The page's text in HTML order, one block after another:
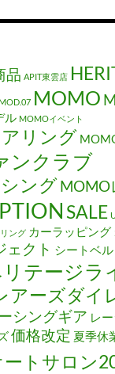
品 APIT東雲店
MOD.07 MOMO
ル MOMOイベント
リング
ンクラブ
ングMOMO
SALE
ング カーラッピング
ェクト シートベル
テージラ
アーズダイ
シングギア レ
価格改定 夏季休
ートサロン